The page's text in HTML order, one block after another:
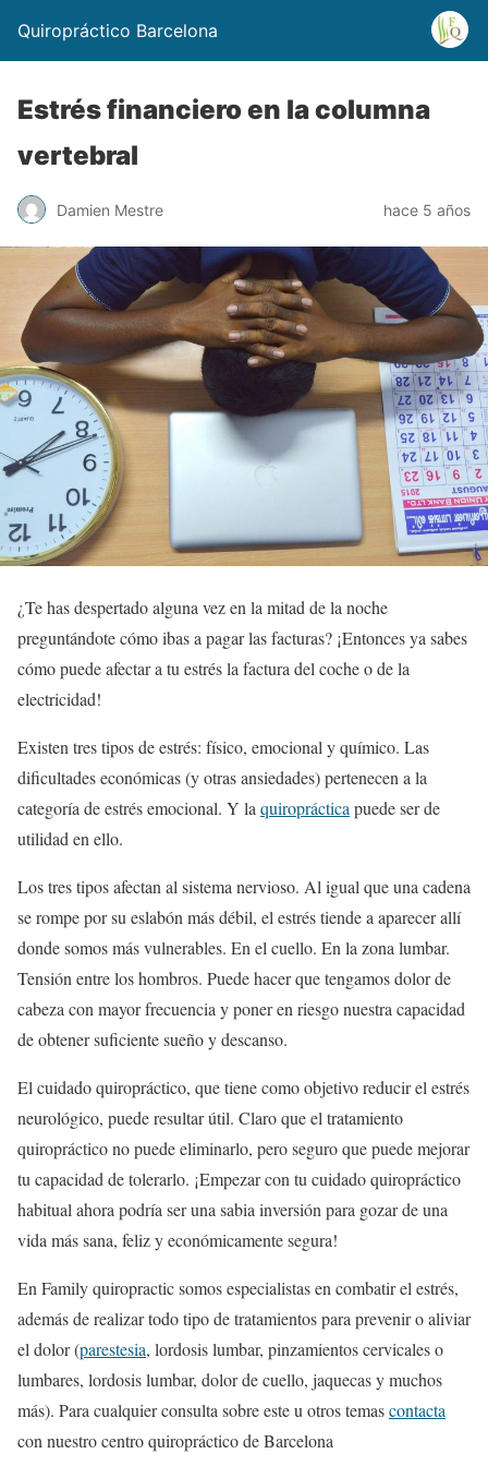
Quiropráctico Barcelona
Estrés financiero en la columna
vertebral
Damien Mestre hace 5 años
¿Te has despertado alguna vez en la mitad de la noche
preguntándote cómo ibas a pagar las facturas? ¡Entonces ya sabes
cómo puede afectar a tu estrés la factura del coche o de la
electricidad!
Existen tres tipos de estrés: físico, emocional y químico. Las
dificultades económicas (y otras ansiedades) pertenecen a la
categoría de estrés emocional. Y la quiropráctica puede ser de
utilidad en ello.
Los tres tipos afectan al sistema nervioso. Al igual que una cadena
se rompe por su eslabón más débil, el estrés tiende a aparecer allí
donde somos más vulnerables. En el cuello. En la zona lumbar.
Tensión entre los hombros. Puede hacer que tengamos dolor de
cabeza con mayor frecuencia y poner en riesgo nuestra capacidad
de obtener suficiente sueño y descanso.
El cuidado quiropráctico, que tiene como objetivo reducir el estrés
neurológico, puede resultar útil. Claro que el tratamiento
quiropráctico no puede eliminarlo, pero seguro que puede mejorar
tu capacidad de tolerarlo. ¡Empezar con tu cuidado quiropráctico
habitual ahora podría ser una sabia inversión para gozar de una
vida más sana, feliz y económicamente segura!
En Family quiropractic somos especialistas en combatir el estrés,
además de realizar todo tipo de tratamientos para prevenir o aliviar
el dolor (parestesia, lordosis lumbar, pinzamientos cervicales o
lumbares, lordosis lumbar, dolor de cuello, jaquecas y muchos
más). Para cualquier consulta sobre este u otros temascontacta
con nuestro centro quiropráctico de Barcelona